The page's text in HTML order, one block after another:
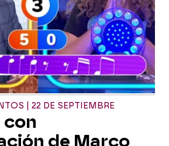
| 22 DE SEPTIEMBRE
con
de Marco